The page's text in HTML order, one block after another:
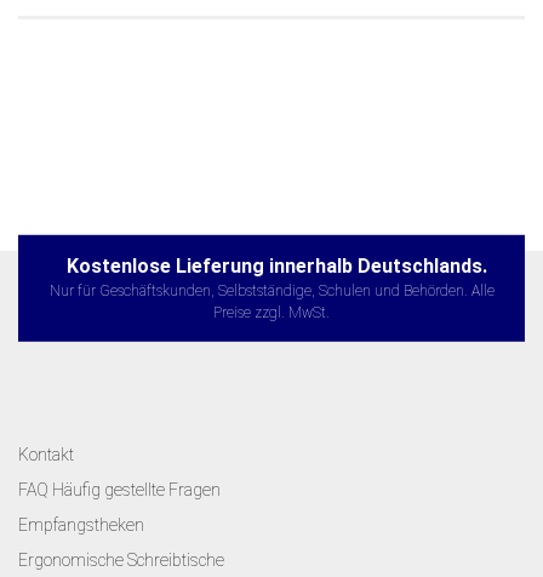
Kostenlose Lieferung innerhalb Deutschlands.
Nur für Geschäftskunden, Selbstständige, Schulen und Behörden. Alle
Preise zzgl. MwSt.
Kontakt
FAQ Häufig gestellte Fragen
Empfangstheken
Ergonomische Schreibtische